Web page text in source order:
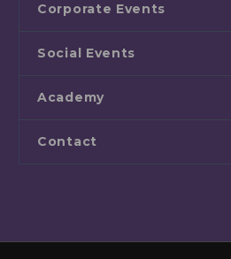
Corporate Events
Social Events
Academy
Contact